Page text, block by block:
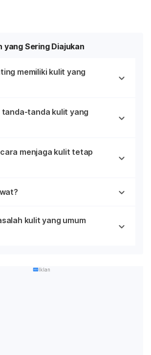
yang Sering Diajukan
memiliki kulit yang
tanda kulit yang
menjaga kulit tetap
kulit yang umum
Iklan